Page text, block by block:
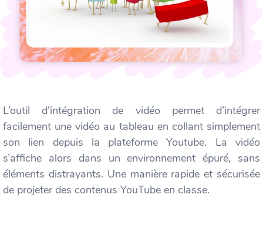
L’outil d'intégration de vidéo permet d’intégrer
facilement une vidéo au tableau en collant simplement
son lien depuis la plateforme Youtube. La vidéo
s’affiche alors dans un environnement épuré, sans
éléments distrayants. Une manière rapide et sécurisée
de projeter des contenus YouTube en classe.